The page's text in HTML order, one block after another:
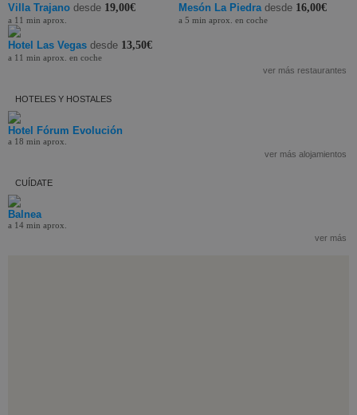
Villa Trajano desde 19,00€
a 11 min aprox.
Mesón La Piedradesde 16,00€
a 5 min aprox. en coche
Hotel Las Vegas desde 13,50€
a 11 min aprox. en coche
ver más restaurantes
HOTELES Y HOSTALES
Hotel Fórum Evolución
a 18 min aprox.
ver más alojamientos
CUÍDATE
Balnea
a 14 min aprox.
ver más